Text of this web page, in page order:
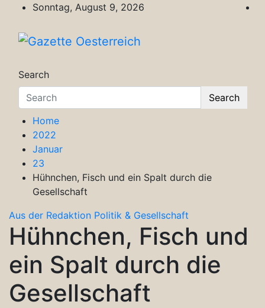
content
Sonntag, August 9, 2026
Search
Search
Home
2022
Januar
23
Hühnchen, Fisch und ein Spalt durch die
Gesellschaft
Aus der Redaktion Politik & Gesellschaft
Hühnchen, Fisch und
ein Spalt durch die
Gesellschaft